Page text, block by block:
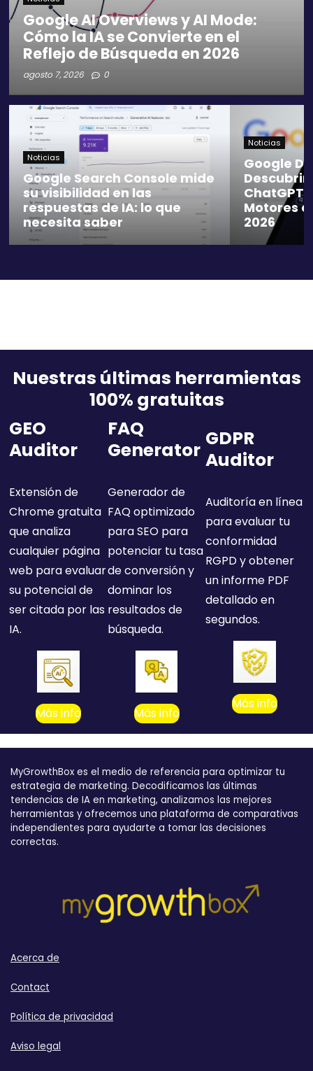
Google AI Overviews y AI Mode:
Cómo la IA se Convierte en el
Reflejo de Búsqueda en 2026
agosto 7, 2026 0
Noticias
Google Search Console mide
su visibilidad en las
respuestas de IA: lo que
necesita saber
Noticias
Google
ChatGPT
Motores
2026
Nuestras últimas herramientas
100% gratuitas
GEO
Auditor
Extensión de
Chrome gratuita
que analiza
cualquier página
web para evaluar
su potencial de
ser citada por las
IA.
Más info
FAQ
Generator
Generador de
FAQ optimizado
para SEO para
potenciar tu tasa
de conversión y
dominar los
resultados de
búsqueda.
Más info
GDPR
Auditor
Auditoría en línea
para evaluar tu
conformidad
RGPD y obtener
un informe PDF
detallado en
segundos.
Más info
MyGrowthBox es el medio de referencia para optimizar tu
estrategia de marketing. Decodificamos las últimas
tendencias de IA en marketing, analizamos las mejores
herramientas y ofrecemos una plataforma de comparativas
independientes para ayudarte a tomar las decisiones
correctas.
Acerca de
Contact
Política de privacidad
Aviso legal